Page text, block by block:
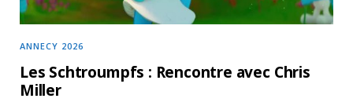
ANNECY 2026
Les Schtroumpfs : Rencontre avec Chris
Miller